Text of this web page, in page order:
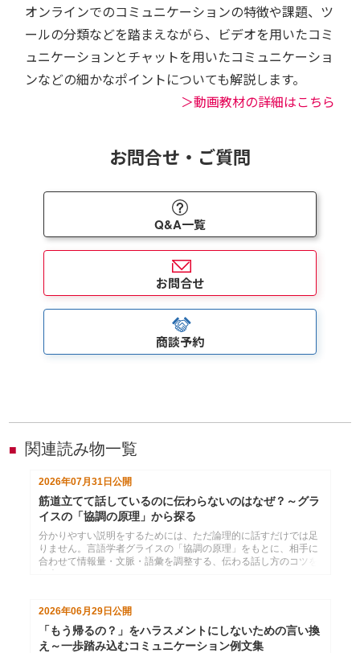
オンラインでのコミュニケーションの特徴や課題、ツ
ールの分類などを踏まえながら、ビデオを用いたコミ
ュニケーションとチャットを用いたコミュニケーショ
ンなどの細かなポイントについても解説します。
＞動画教材の詳細はこちら
お問合せ・ご質問
Q&A一覧
お問合せ
商談予約
■ 関連読み物一覧
2026年07月31日 公開
筋道立てて話しているのに伝わらないのはなぜ？～グラ
イスの「協調の原理」から探る
分かりやすい説明をするためには、ただ論理的に話すだけでは足
りません。言語学者グライスの「協調の原理」をもとに、相手に
合わせて情報量・文脈・語彙を調整する、伝わる話し方のコツを
2026年06月29日公開
「もう帰るの？」をハラスメントにしないための言い換
え～一歩踏み込むコミュニケーション例文集